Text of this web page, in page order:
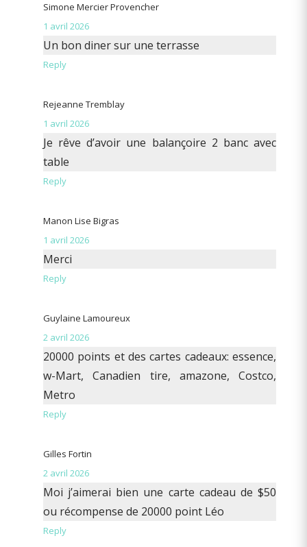
Simone Mercier Provencher
1 avril 2026
Un bon diner sur une terrasse
Reply
Rejeanne Tremblay
1 avril 2026
Je rêve d’avoir une balançoire 2 banc avec
table
Reply
Manon Lise Bigras
1 avril 2026
Merci
Reply
Guylaine Lamoureux
2 avril 2026
20000 points et des cartes cadeaux: essence,
w-Mart, Canadien tire, amazone, Costco,
Metro
Reply
Gilles Fortin
2 avril 2026
Moi j’aimerai bien une carte cadeau de $50
ou récompense de 20000 point Léo
Reply